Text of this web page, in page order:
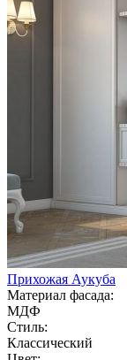
Прихожая Аукуба
Материал фасада:
МДФ
Стиль:
Классический